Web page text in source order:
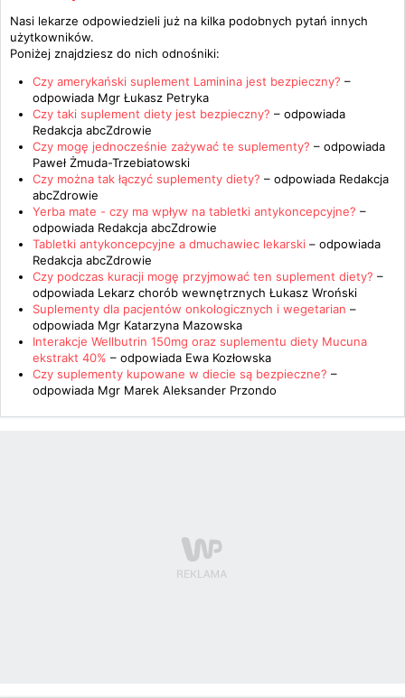
Nasi lekarze odpowiedzieli już na kilka podobnych pytań innych
użytkowników.
Poniżej znajdziesz do nich odnośniki:
Czy amerykański suplement Laminina jest bezpieczny? –
odpowiada Mgr Łukasz Petryka
Czy taki suplement diety jest bezpieczny? – odpowiada
Redakcja abcZdrowie
Czy mogę jednocześnie zażywać te suplementy? – odpowiada
Paweł Żmuda-Trzebiatowski
Czy można tak łączyć suplementy diety? – odpowiada Redakcja
abcZdrowie
Yerba mate - czy ma wpływ na tabletki antykoncepcyjne? –
odpowiada Redakcja abcZdrowie
Tabletki antykoncepcyjne a dmuchawiec lekarski – odpowiada
Redakcja abcZdrowie
Czy podczas kuracji mogę przyjmować ten suplement diety? –
odpowiada Lekarz chorób wewnętrznych Łukasz Wroński
Suplementy dla pacjentów onkologicznych i wegetarian –
odpowiada Mgr Katarzyna Mazowska
Interakcje Wellbutrin 150mg oraz suplementu diety Mucuna
ekstrakt 40% – odpowiada Ewa Kozłowska
Czy suplementy kupowane w diecie są bezpieczne? –
odpowiada Mgr Marek Aleksander Przondo